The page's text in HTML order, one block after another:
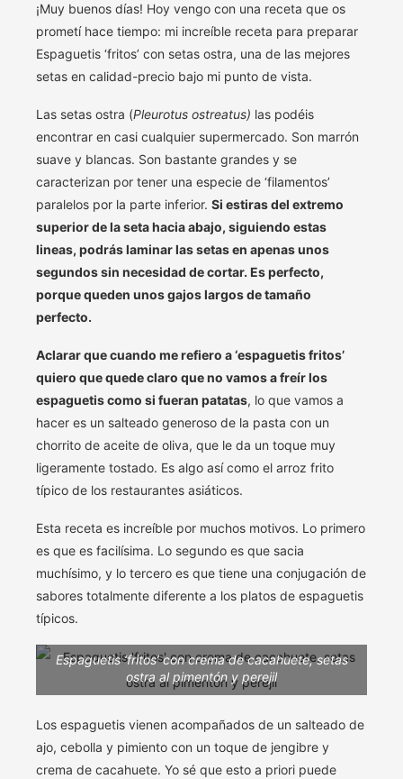
¡Muy buenos días! Hoy vengo con una receta que os
prometí hace tiempo: mi increíble receta para preparar
Espaguetis ‘fritos’ con setas ostra, una de las mejores
setas en calidad-precio bajo mi punto de vista.
Las setas ostra (Pleurotus ostreatus) las podéis
encontrar en casi cualquier supermercado. Son marrón
suave y blancas. Son bastante grandes y se
caracterizan por tener una especie de ‘filamentos’
paralelos por la parte inferior. Si estiras del extremo
superior de la seta hacia abajo, siguiendo estas
lineas, podrás laminar las setas en apenas unos
segundos sin necesidad de cortar. Es perfecto,
porque queden unos gajos largos de tamaño
perfecto.
Aclarar que cuando me refiero a ‘espaguetis fritos’
quiero que quede claro que no vamos a freír los
espaguetis como si fueran patatas, lo que vamos a
hacer es un salteado generoso de la pasta con un
chorrito de aceite de oliva, que le da un toque muy
ligeramente tostado. Es algo así como el arroz frito
típico de los restaurantes asiáticos.
Esta receta es increíble por muchos motivos. Lo primero
es que es facilísima. Lo segundo es que sacia
muchísimo, y lo tercero es que tiene una conjugación de
sabores totalmente diferente a los platos de espaguetis
típicos.
Espaguetis ‘fritos’ con crema de cacahuete, setas
ostra al pimentón y perejil
Los espaguetis vienen acompañados de un salteado de
ajo, cebolla y pimiento con un toque de jengibre y
crema de cacahuete. Yo sé que esto a priori puede